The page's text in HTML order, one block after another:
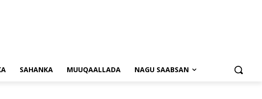
SAHANKA MUUQAALLADA NAGU SAABSAN